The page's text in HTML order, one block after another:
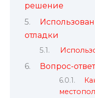
решение
отладки
Вопрос-